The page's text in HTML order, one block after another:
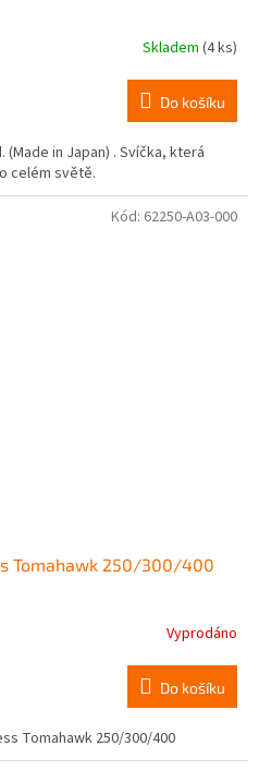
Skladem (4 ks)
Do košíku
(Made in Japan) . Svíčka, která
celém světě.
Tomahawk 250/300/400
Vyprodáno
Do košíku
Tomahawk 250/300/400
Kód: 62250-A03-000